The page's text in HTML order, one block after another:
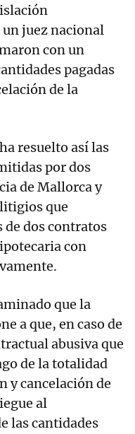
juez nacional
con un
pagadas
de la
ha resuelto así las
por dos
de Mallorca y
que
dos contratos
con
que la
a que, en caso de
abusiva que
de la totalidad
y cancelación de
al
las cantidades